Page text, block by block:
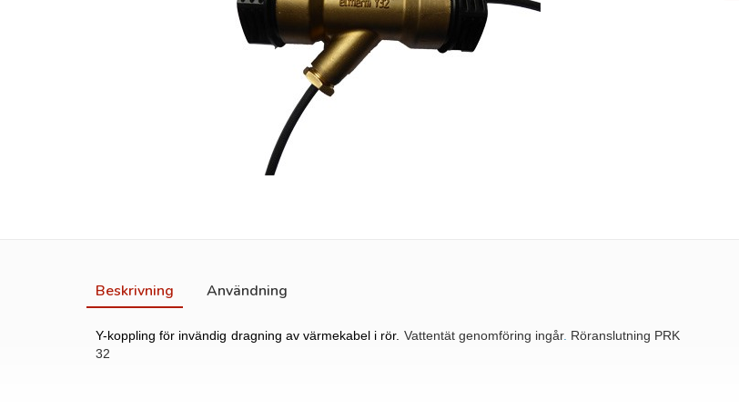
Beskrivning Användning
Y-koppling för invändig dragning av värmekabel i rör. Vattentät genomföring ingår. Röranslutning PRK
32